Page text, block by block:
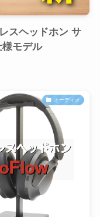
スヘッドホン サ
モデル
オーディオ